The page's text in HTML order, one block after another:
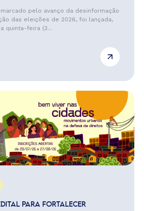
pelo avanço da desinformação
das eleições de 2026, foi lançada,
quinta-feira (3...
PARA FORTALECER